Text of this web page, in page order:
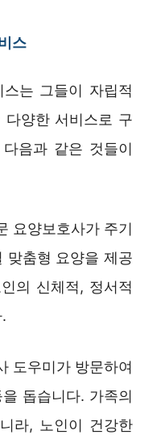
스
는 그들이 자립적
다양한 서비스로 구
음과 같은 것들이
요양보호사가 주기
맞춤형 요양을 제공
의 신체적, 정서적
도우미가 방문하여
돕습니다. 가족의
라, 노인이 건강한